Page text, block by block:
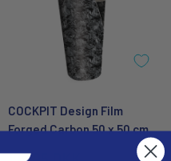
COCKPIT Design Film
Forged Carbon 50 x 50 cm.